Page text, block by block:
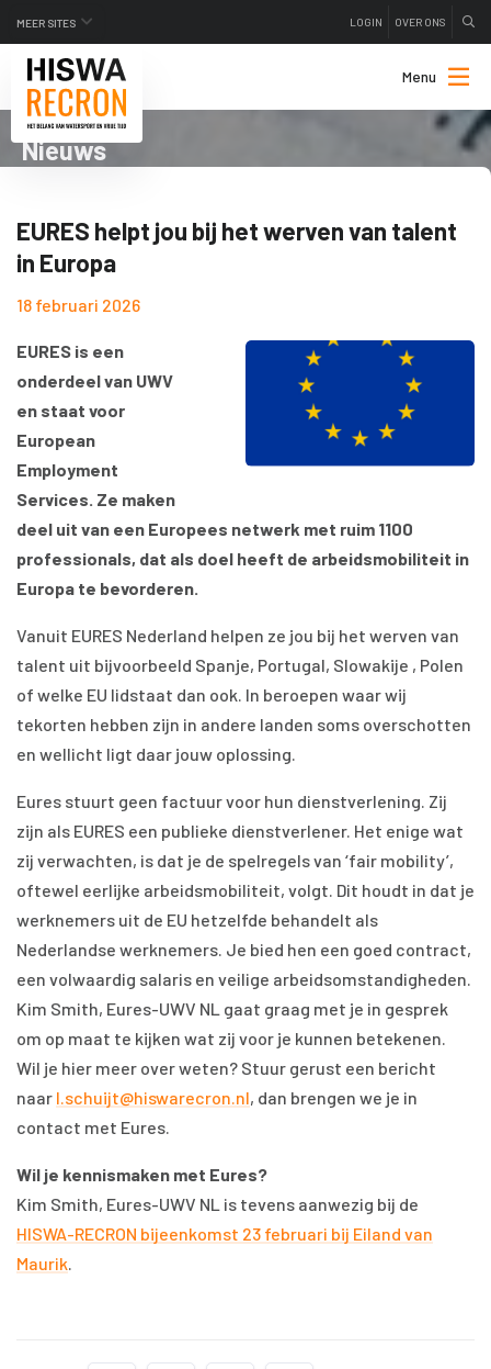
MEER SITES LOGIN OVER ONS
Menu
Nieuws
EURES helpt jou bij het werven van talent
in Europa
18 februari 2026
EURES is een
onderdeel van UWV
en staat voor
European
Employment
Services. Ze maken
deel uit van een Europees netwerk met ruim 1100
professionals, dat als doel heeft de arbeidsmobiliteit in
Europa te bevorderen.
Vanuit EURES Nederland helpen ze jou bij het werven van
talent uit bijvoorbeeld Spanje, Portugal, Slowakije , Polen
of welke EU lidstaat dan ook. In beroepen waar wij
tekorten hebben zijn in andere landen soms overschotten
en wellicht ligt daar jouw oplossing.
Eures stuurt geen factuur voor hun dienstverlening. Zij
zijn als EURES een publieke dienstverlener. Het enige wat
zij verwachten, is dat je de spelregels van ‘fair mobility’,
oftewel eerlijke arbeidsmobiliteit, volgt. Dit houdt in dat je
werknemers uit de EU hetzelfde behandelt als
Nederlandse werknemers. Je bied hen een goed contract,
een volwaardig salaris en veilige arbeidsomstandigheden.
Kim Smith, Eures-UWV NL gaat graag met je in gesprek
om op maat te kijken wat zij voor je kunnen betekenen.
Wil je hier meer over weten? Stuur gerust een bericht
naar l.schuijt@hiswarecron.nl, dan brengen we je in
contact met Eures.
Wil je kennismaken met Eures?
Kim Smith, Eures-UWV NL is tevens aanwezig bij de
HISWA-RECRON bijeenkomst 23 februari bij Eiland van
Maurik.